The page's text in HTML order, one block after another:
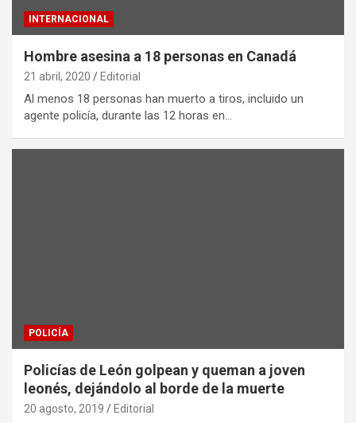
INTERNACIONAL
Hombre asesina a 18 personas en Canadá
21 abril, 2020 Editorial
Al menos 18 personas han muerto a tiros, incluido un
agente policía, durante las 12 horas en…
POLICÍA
Policías de León golpean y queman a joven
leonés, dejándolo al borde de la muerte
20 agosto, 2019 Editorial